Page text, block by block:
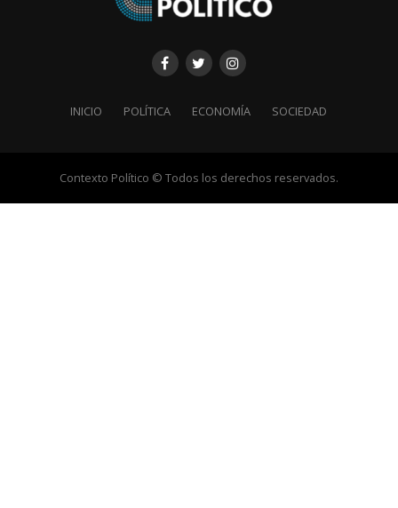
INICIO POLÍTICA ECONOMÍA SOCIEDAD
Contexto Político © Todos los derechos reservados.